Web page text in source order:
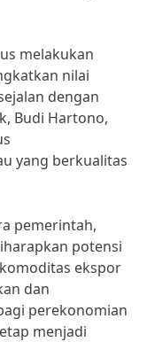
melakukan
nilai
dengan
Budi Hartono,
yang berkualitas
pemerintah,
potensi
ekspor
dan
perekonomian
menjadi